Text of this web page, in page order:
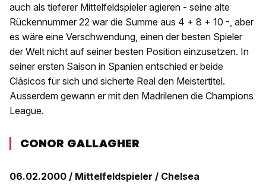
auch als tieferer Mittelfeldspieler agieren - seine alte
Rückennummer 22 war die Summe aus 4 + 8 + 10 -, aber
es wäre eine Verschwendung, einen der besten Spieler
der Welt nicht auf seiner besten Position einzusetzen. In
seiner ersten Saison in Spanien entschied er beide
Clásicos für sich und sicherte Real den Meistertitel.
Ausserdem gewann er mit den Madrilenen die Champions
League.
CONOR GALLAGHER
06.02.2000 / Mittelfeldspieler / Chelsea